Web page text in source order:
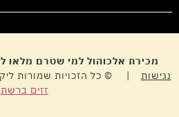
מכירת אלכוהול למי שטרם מלאו לו 18
נגישות | © כל הזכויות שמורות
זזים ברשת